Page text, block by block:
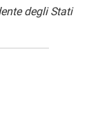
degli Stati